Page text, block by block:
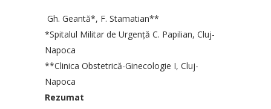
Gh. Geantă*, F. Stamatian**
*Spitalul Militar de Urgență C. Papilian, Cluj-
Napoca
**Clinica Obstetrică-Ginecologie I, Cluj-
Napoca
Rezumat